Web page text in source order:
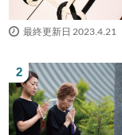
最終更新日 2023.4.21